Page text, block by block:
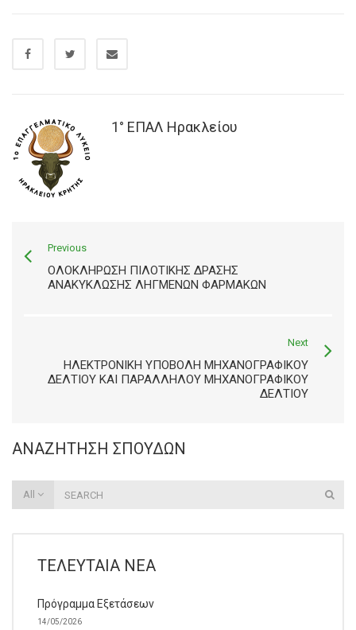
1° ΕΠΑΛ Ηρακλείου
Previous
ΟΛΟΚΛΗΡΩΣΗ ΠΙΛΟΤΙΚΗΣ ΔΡΑΣΗΣ
ΑΝΑΚΥΚΛΩΣΗΣ ΛΗΓΜΕΝΩΝ ΦΑΡΜΑΚΩΝ
Next
ΗΛΕΚΤΡΟΝΙΚΉ ΥΠΟΒΟΛΉ ΜΗΧΑΝΟΓΡΑΦΙΚΟΎ
ΔΕΛΤΊΟΥ ΚΑΙ ΠΑΡΆΛΛΗΛΟΥ ΜΗΧΑΝΟΓΡΑΦΙΚΟΎ
ΔΕΛΤΊΟΥ
ΑΝΑΖΉΤΗΣΗ ΣΠΟΥΔΏΝ
All
ΤΕΛΕΥΤΑΊΑ ΝΈΑ
Πρόγραμμα Εξετάσεων
14/05/2026